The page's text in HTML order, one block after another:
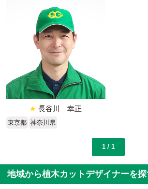
★ 長谷川 幸正
東京都 神奈川県
1 / 1
地域から植木カットデザイナーを